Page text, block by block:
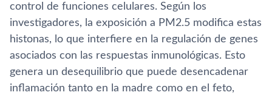
control de funciones celulares. Según los
investigadores, la exposición a PM2.5 modifica estas
histonas, lo que interfiere en la regulación de genes
asociados con las respuestas inmunológicas. Esto
genera un desequilibrio que puede desencadenar
inflamación tanto en la madre como en el feto,